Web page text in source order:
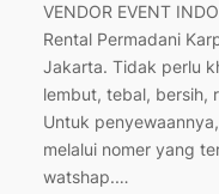
VENDOR EVENT
Rental Permadani
Jakarta. Tidak perlu
lembut, tebal, bersih,
Untuk
melalui nomer yang
watshap.…